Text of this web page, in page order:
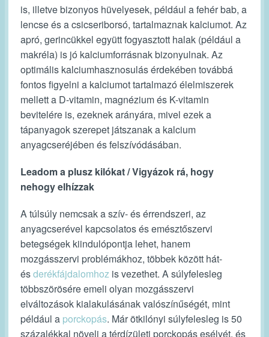
is, illetve bizonyos hüvelyesek, például a fehér bab, a
lencse és a csicseriborsó, tartalmaznak kalciumot. Az
apró, gerincükkel együtt fogyasztott halak (például a
makréla) is jó kalciumforrásnak bizonyulnak. Az
optimális kalciumhasznosulás érdekében továbbá
fontos figyelni a kalciumot tartalmazó élelmiszerek
mellett a D-vitamin, magnézium és K-vitamin
bevitelére is, ezeknek arányára, mivel ezek a
tápanyagok szerepet játszanak a kalcium
anyagcseréjében és felszívódásában.
Leadom a plusz kilókat / Vigyázok rá, hogy
nehogy elhízzak
A túlsúly nemcsak a szív- és érrendszeri, az
anyagcserével kapcsolatos és emésztőszervi
betegségek kiindulópontja lehet, hanem
mozgásszervi problémákhoz, többek között hát-
ésderékfájdalomhoz is vezethet. A súlyfelesleg
többszörösére emeli olyan mozgásszervi
elváltozások kialakulásának valószínűségét, mint
például a porckopás. Már ötkilónyi súlyfelesleg is 50
százalékkal növeli a térdízületi porckopás esélyét, és